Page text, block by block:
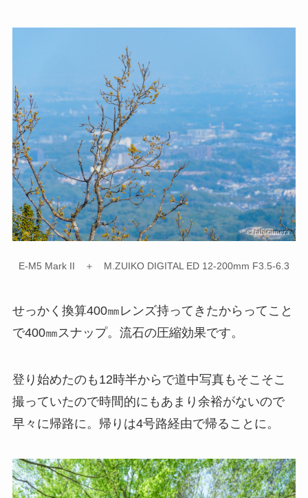
E-M5 Mark II ＋ M.ZUIKO DIGITAL ED 12-200mm F3.5-6.3
せっかく換算400㎜レンズ持ってきたからってこと
で400㎜スナップ。流石の圧縮効果です。
登り始めたのも12時半からで道中写真もそこそこ
撮っていたので時間的にもあまり余裕がないので
早々に帰路に。帰りは4号路経由で帰ることに。